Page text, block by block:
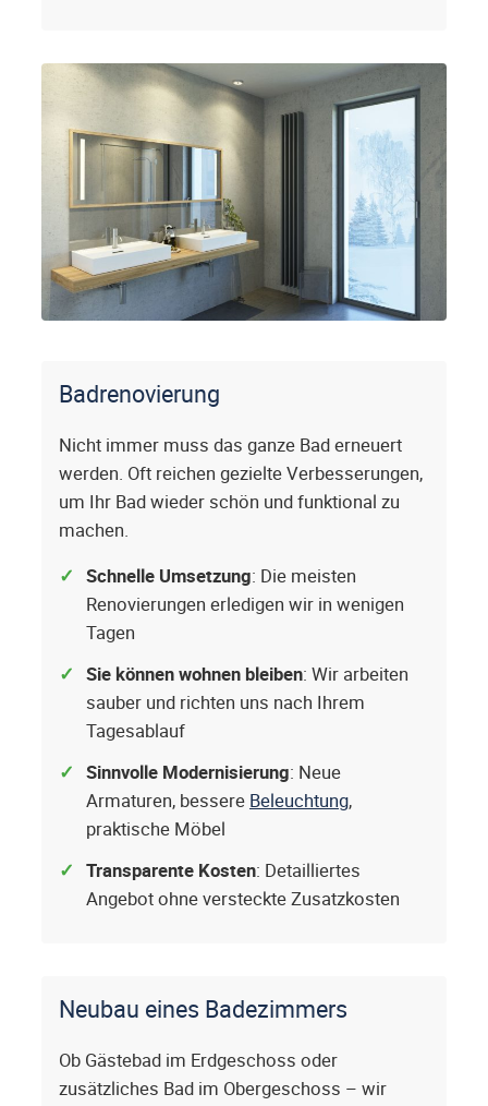
Badrenovierung
Nicht immer muss das ganze Bad erneuert
werden. Oft reichen gezielte Verbesserungen,
um Ihr Bad wieder schön und funktional zu
machen.
Schnelle Umsetzung: Die meisten
Renovierungen erledigen wir in wenigen
Tagen
Sie können wohnen bleiben: Wir arbeiten
sauber und richten uns nach Ihrem
Tagesablauf
Sinnvolle Modernisierung: Neue
Armaturen, bessere Beleuchtung,
praktische Möbel
Transparente Kosten: Detailliertes
Angebot ohne versteckte Zusatzkosten
Neubau eines Badezimmers
Ob Gästebad im Erdgeschoss oder
zusätzliches Bad im Obergeschoss – wir